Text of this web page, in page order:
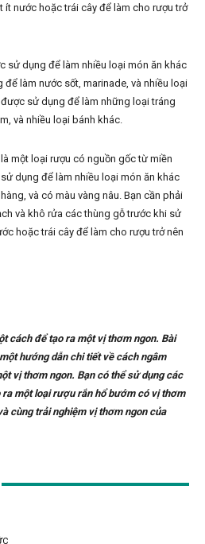
ít nước hoặc trái cây để làm cho rượu trở
sử dụng để làm nhiều loại món ăn khác
làm nước sốt, marinade, và nhiều loại
sử dụng để làm những loại tráng
và nhiều loại bánh khác.
một loại rượu có nguồn gốc từ miền
dụng để làm nhiều loại món ăn khác
và có màu vàng nâu. Bạn cần phải
và khô rửa các thùng gỗ trước khi sử
hoặc trái cây để làm cho rượu trở nên
cách để tạo ra một vị thơm ngon. Bài
hướng dẫn chi tiết về cách ngâm
vị thơm ngon. Bạn có thể sử dụng các
một loại rượu rắn hổ bướm có vị thơm
cùng trải nghiệm vị thơm ngon của